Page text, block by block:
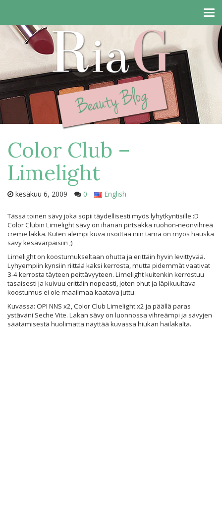
Color Club –
Limelight
kesäkuu 6, 2009 0 English
Tässä toinen sävy joka sopii täydellisesti myös lyhytkyntisille :D
Color Clubin Limelight sävy on ihanan pirtsakka ruohon-neonvihreä
creme lakka. Kuten alempi kuva osoittaa niin tämä on myös hauska
sävy kesävarpaisiin ;)
Limelight on koostumukseltaan ohutta ja erittäin hyvin levittyvää.
Lyhyempiin kynsiin riittää kaksi kerrosta, mutta pidemmät vaativat
3-4 kerrosta täyteen peittävyyteen. Limelight kuitenkin kerrostuu
tasaisesti ja kuivuu erittäin nopeasti, joten ohut ja läpikuultava
koostumus ei ole maailmaa kaatava juttu.
Kuvassa: OPI NNS x2, Color Club Limelight x2 ja päällä paras
ystäväni Seche Vite. Lakan sävy on luonnossa vihreämpi ja sävyjen
säätämisestä huolimatta näyttää kuvassa hiukan hailakalta.